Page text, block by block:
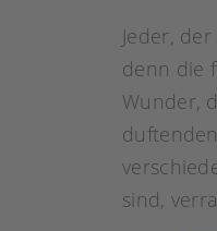
Jeder,
denn die
Wunder,
sind,